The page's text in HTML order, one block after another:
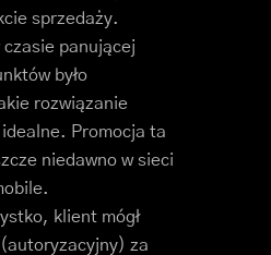
sprzedaży.
czasie panującej
było
rozwiązanie
idealne. Promocja ta
niedawno w sieci
klient mógł
za